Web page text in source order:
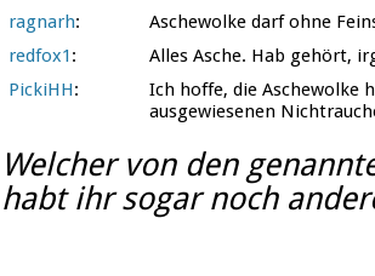
ragnarh:
Aschewolke darf ohne
redfox1 :
Alles Asche. Hab gehört,
PickiHH:
Ich hoffe, die Aschewolke
ausgewiesenen
Welcher von den
habt ihr sogar noch